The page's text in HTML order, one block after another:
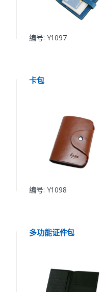
编号: Y1097
卡包
编号: Y1098
多功能证件包